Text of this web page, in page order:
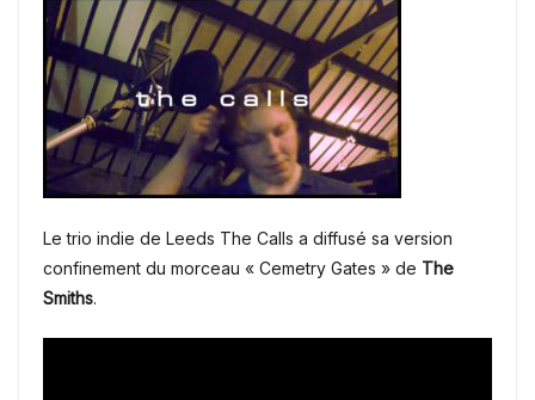
Le trio indie de Leeds The Calls a diffusé sa version
confinement du morceau « Cemetry Gates » de The
Smiths.